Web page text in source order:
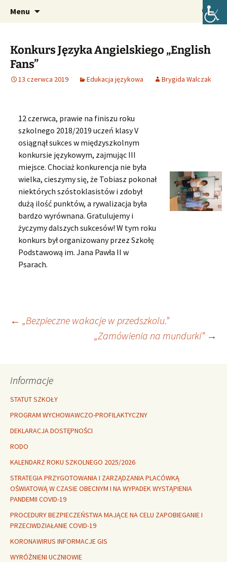
Szkoła Podstawowa im. Józefa
Lompy w Lubszy
Oficjalna strona internetowa szkoły.
Menu Szukaj:
Konkurs Języka Angielskiego „English
Fans”
13 czerwca 2019 Edukacja językowa Brygida Walczak
12 czerwca, prawie na finiszu roku
szkolnego 2018/2019 uczeń klasy V
osiągnął sukces w międzyszkolnym
konkursie językowym, zajmując III
miejsce. Chociaż konkurencja nie była
wielka, cieszymy się, że Tobiasz pokonał
niektórych szóstoklasistów i zdobył
dużą ilość punktów, a rywalizacja była
bardzo wyrównana. Gratulujemy i
życzymy dalszych sukcesów! W tym roku
konkurs był organizowany przez Szkołę
Podstawową im. Jana Pawła II w
Psarach.
Nawigacja
← „Bezpieczne wakacje w przedszkolu.”
„Zamówienia na mundurki” →
Informacje
STATUT SZKOŁY
PROGRAM WYCHOWAWCZO-PROFILAKTYCZNY
DEKLARACJA DOSTĘPNOŚCI
RODO
KALENDARZ ROKU SZKOLNEGO 2025/2026
STRATEGIA PRZYGOTOWANIA I ZARZĄDZANIA PLACÓWKĄ
OŚWIATOWĄ W CZASIE OBECNYM I NA WYPADEK WYSTĄPIENIA
PANDEMII COVID-19
PROCEDURY BEZPIECZEŃSTWA MAJĄCE NA CELU ZAPOBIEGANIE I
PRZECIWDZIAŁANIE COVID-19
KORONAWIRUS INFORMACJE GIS
WYRÓŻNIENI UCZNIOWIE